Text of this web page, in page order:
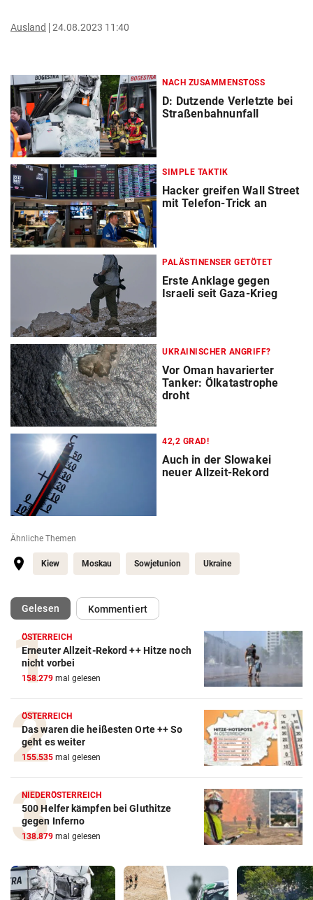
Ausland 24.08.2023 11:40
NACH ZUSAMMENSTOSS
D: Dutzende Verletzte bei
Straßenbahnunfall
SIMPLE TAKTIK
Hacker greifen Wall Street
mit Telefon-Trick an
PALÄSTINENSER GETÖTET
Erste Anklage gegen
Israeli seit Gaza-Krieg
UKRAINISCHER ANGRIFF?
Vor Oman havarierter
Tanker: Ölkatastrophe
droht
42,2 GRAD!
Auch in der Slowakei
neuer Allzeit-Rekord
Ähnliche Themen
Kiew Moskau Sowjetunion Ukraine
Gelesen(ausgewählt)Kommentiert
ÖSTERREICH
Erneuter Allzeit-Rekord ++ Hitze noch
nicht vorbei
158.279 mal gelesen
ÖSTERREICH
Das waren die heißesten Orte ++ So
geht es weiter
155.535 mal gelesen
NIEDERÖSTERREICH
500 Helfer kämpfen bei Gluthitze
gegen Inferno
138.879 mal gelesen